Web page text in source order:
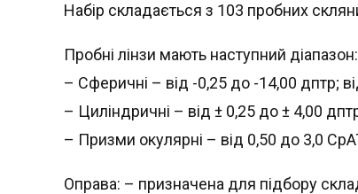
Набір складається з 103 пробних
Пробні лінзи мають наступний діапазон:
– Сферичні – від -0,25 до -14,00 дптр;
– Циліндричні – від ± 0,25 до ± 4,00
– Призми окулярні – від 0,50 до 3,0
Оправа: – призначена для підбору